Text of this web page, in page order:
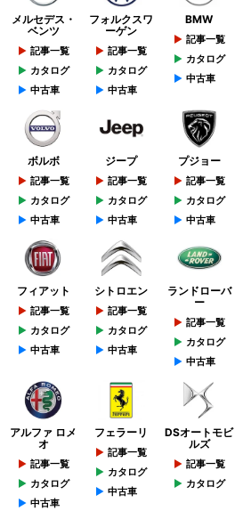
メルセデス・
ベンツ
記事一覧
カタログ
中古車
フォルクスワ
ーゲン
記事一覧
カタログ
中古車
BMW
記事一覧
カタログ
中古車
ボルボ
記事一覧
カタログ
中古車
ジープ
記事一覧
カタログ
中古車
プジョー
記事一覧
カタログ
中古車
フィアット
記事一覧
カタログ
中古車
シトロエン
記事一覧
カタログ
中古車
ランドローバ
ー
記事一覧
カタログ
中古車
アルファ ロメ
オ
記事一覧
カタログ
中古車
フェラーリ
記事一覧
カタログ
中古車
DSオートモビ
ルズ
記事一覧
カタログ